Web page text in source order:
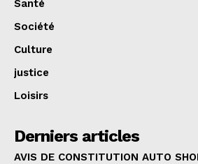
Santé
Société
Culture
justice
Loisirs
Derniers articles
AVIS DE CONSTITUTION AUTO